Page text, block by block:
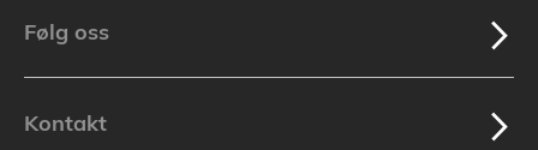
Følg oss
Kontakt